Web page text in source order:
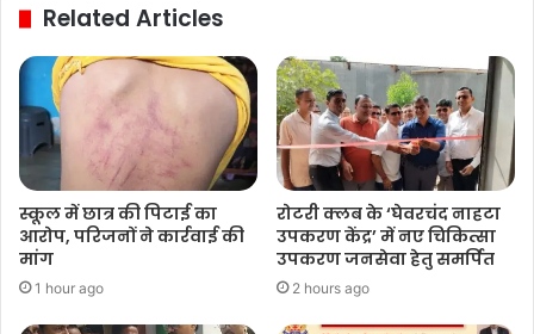
Related Articles
स्कूल में छात्र की पिटाई का
आरोप, परिजनों ने कार्रवाई की
मांग
1 hour ago
रोटरी क्लब के ‘घेवरचंद नाहटा
उपकरण केंद्र’ में नए चिकित्सा
उपकरण जनसेवा हेतु समर्पित
2 hours ago